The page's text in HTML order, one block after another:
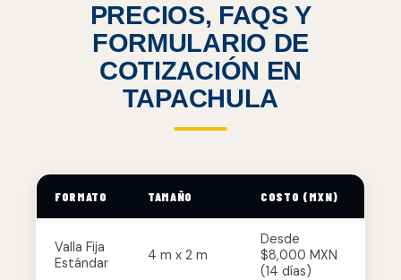
PRECIOS, FAQS Y
FORMULARIO DE
COTIZACIÓN EN
TAPACHULA
FORMATO TAMAÑO COSTO (MXN)
Valla Fija
Estándar
4 m x 2 m
Desde
$8,000 MXN
(14 días)